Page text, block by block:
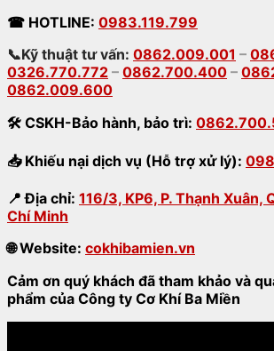
☎ HOTLINE: 0983.119.799
📞Kỹ thuật tư vấn: 0862.009.001 –
0326.770.772 – 0862.700.400 –
0862.009.600
🛠 CSKH-Bảo hành, bảo trì:
📥Khiếu nại dịch vụ (Hỗ trợ xử lý):
📍 Địa chỉ: 116/3, KP6, P. Thạnh Xuân,
Chí Minh
🌐Website: cokhibamien.vn
Cảm ơn quý khách đã tham khảo và
phẩm của Công ty Cơ Khí Ba Miền